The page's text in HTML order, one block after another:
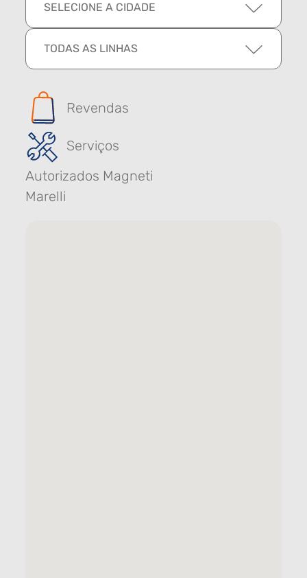
SELECIONE A CIDADE
TODAS AS LINHAS
Revendas
Serviços
Autorizados Magneti
Marelli